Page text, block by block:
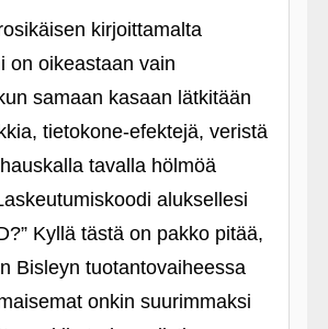
kirjoittamalta
on oikeastaan vain
samaan kasaan lätkitään
tietokone-efektejä, veristä
tavalla hölmöä
aluksellesi
Kyllä tästä on pakko pitää,
Bisleyn tuotantovaiheessa
onkin suurimmaksi